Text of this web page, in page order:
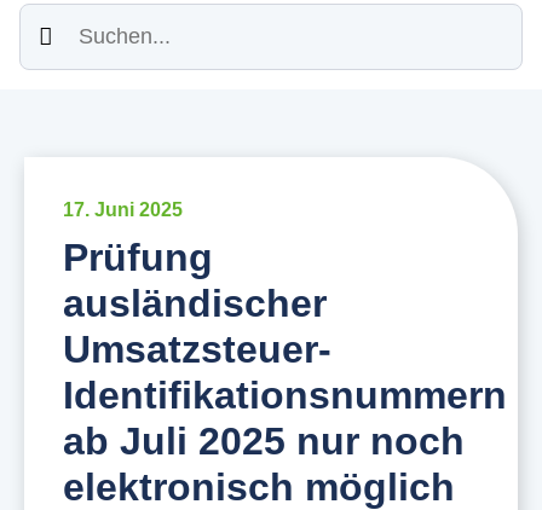
Suchen
17. Juni 2025
Prüfung
ausländischer
Umsatzsteuer-
Identifikationsnummern
ab Juli 2025 nur noch
elektronisch möglich